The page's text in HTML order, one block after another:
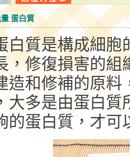
蛋白質
是構成細胞的
，修復損害的
造和修補的原料
大多是由蛋白質
的蛋白質，才可